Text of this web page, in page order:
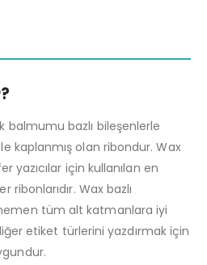
balmumu bazlı bileşenlerle
kaplanmış olan ribondur. Wax
yazıcılar için kullanılan en
Wax bazlı
tüm alt katmanlara iyi
etiket türlerini yazdırmak için